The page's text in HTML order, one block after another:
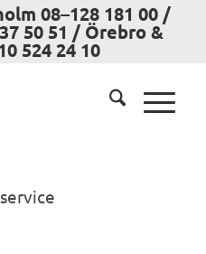
08–128 181 00 /
50 51 / Örebro &
524 24 10